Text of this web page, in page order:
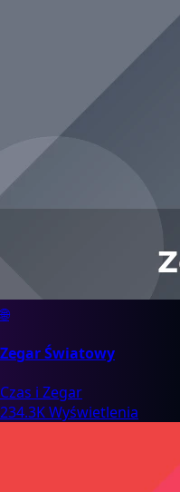
🌐
Zegar Światowy
Czas i Zegar
234.3K Wyświetlenia